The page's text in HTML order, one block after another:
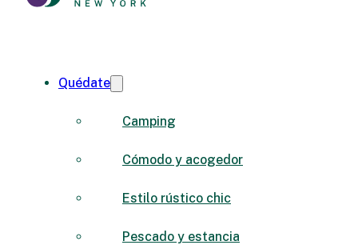
Quédate
Camping
Cómodo y acogedor
Estilo rústico chic
Pescado y estancia